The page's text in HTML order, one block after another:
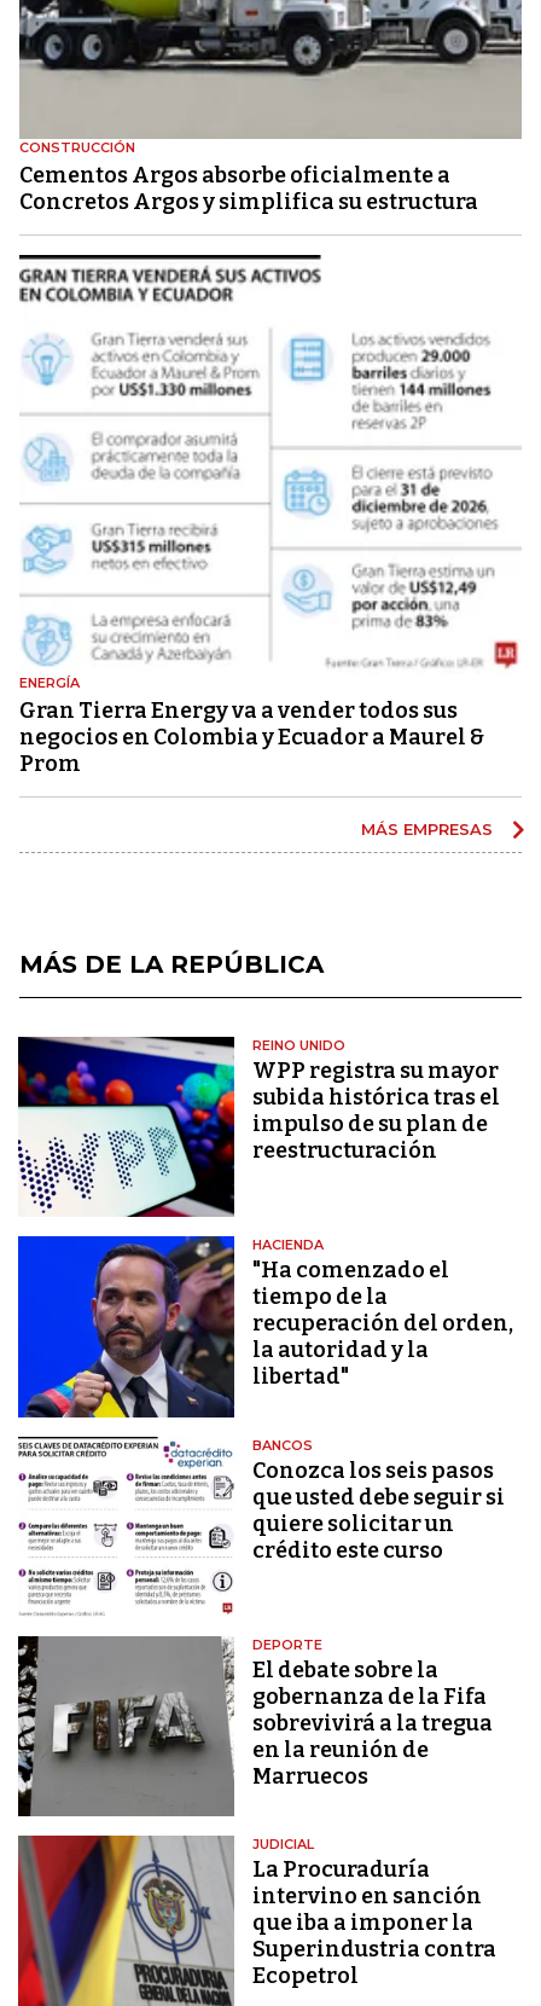
CONSTRUCCIÓN
Cementos Argos absorbe oficialmente a
Concretos Argos y simplifica su estructura
ENERGÍA
Gran Tierra Energy va a vender todos sus
negocios en Colombia y Ecuador a Maurel &
Prom
MÁS EMPRESAS
MÁS DE LA REPÚBLICA
REINO UNIDO
WPP registra su mayor
subida histórica tras el
impulso de su plan de
reestructuración
HACIENDA
"Ha comenzado el
tiempo de la
recuperación del orden,
la autoridad y la
libertad"
BANCOS
Conozca los seis pasos
que usted debe seguir si
quiere solicitar un
crédito este curso
DEPORTE
El debate sobre la
gobernanza de la Fifa
sobrevivirá a la tregua
en la reunión de
Marruecos
JUDICIAL
La Procuraduría
intervino en sanción
que iba a imponer la
Superindustria contra
Ecopetrol